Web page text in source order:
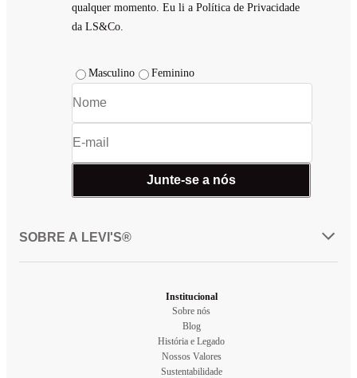
qualquer momento. Eu li a Política de Privacidade
da LS&Co.
Masculino Feminino
Junte-se a nós
SOBRE A LEVI'S®
Institucional
Sobre nós
Blog
História e Legado
Nossos Valores
Sustentabilidade